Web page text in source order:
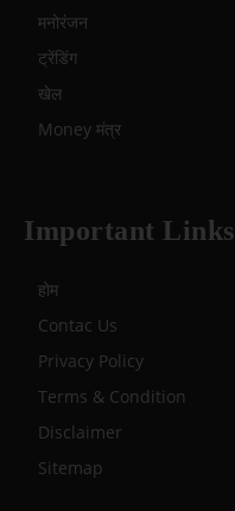
मनोरंजन
ट्रेंडिंग
खेल
Money मंत्र
Important Links
होम
Contac Us
Privacy Policy
Terms & Condition
Disclaimer
Sitemap